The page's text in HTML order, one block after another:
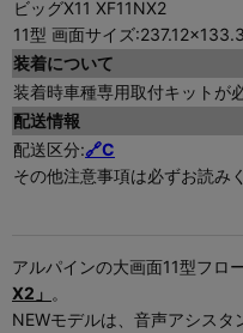
ビッグX11 XF11NX2
11型 画面サイズ
装着について
装着時車種専用取付キットが
配送情報
配送区分:🔗C
その他注意事項は必ずお読み
アルパインの大画面11型フロ
X2」 。
NEWモデルは、音声アシス